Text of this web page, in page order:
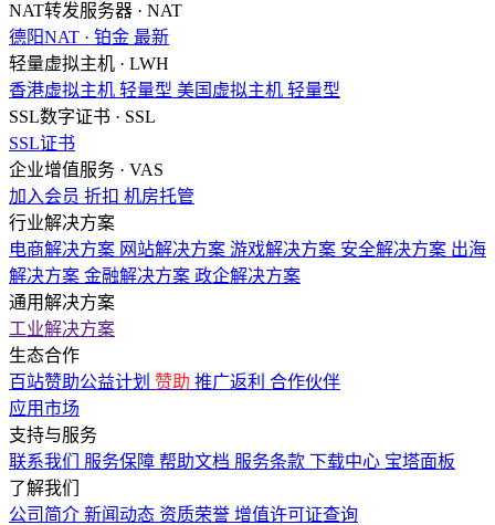
NAT转发服务器 · NAT
德阳NAT · 铂金 最新
轻量虚拟主机 · LWH
香港虚拟主机 轻量型 美国虚拟主机 轻量型
SSL数字证书 · SSL
SSL证书
企业增值服务 · VAS
加入会员 折扣 机房托管
行业解决方案
电商解决方案 网站解决方案 游戏解决方案 安全解决方案 出海
解决方案 金融解决方案 政企解决方案
通用解决方案
工业解决方案
生态合作
百站赞助公益计划 赞助 推广返利 合作伙伴
应用市场
支持与服务
联系我们
服务保障 帮助文档 服务条款 下载中心 宝塔面板
了解我们
公司简介 新闻动态 资质荣誉 增值许可证查询